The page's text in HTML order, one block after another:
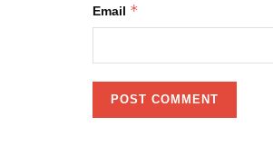
Email *